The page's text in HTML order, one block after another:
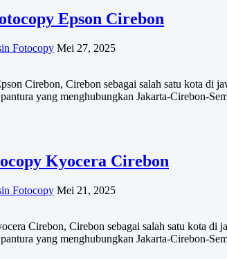
Epson Cirebon
Fotocopy Mei 27, 2025
Cirebon, Cirebon sebagai salah satu kota di
yang menghubungkan Jakarta-Cirebon-
Kyocera Cirebon
Fotocopy Mei 21, 2025
Cirebon, Cirebon sebagai salah satu kota di
yang menghubungkan Jakarta-Cirebon-